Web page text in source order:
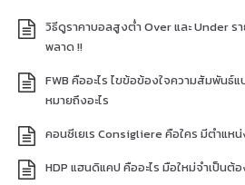
วิธีดูราคาบอลสูงต่ำ Over และ Under ร
พลาด !!
FWB คืออะไร ไขข้อข้องใจความสัมพันธ์
หมายถึงอะไร
คอนซีเยเร Consigliere คือใคร มีตำแหน่
HDP แฮนดิแคป คืออะไร มือใหม่จำเป็นต้